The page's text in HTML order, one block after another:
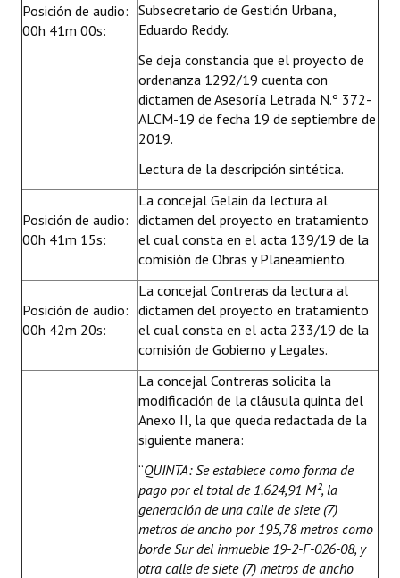
Posición de audio:
00h 41m 00s:
Subsecretario de Gestión Urbana,
Eduardo Reddy.
Se deja constancia que el proyecto de
ordenanza 1292/19 cuenta con
dictamen de Asesoría Letrada N.º 372-
ALCM-19 de fecha 19 de septiembre de
2019.
Lectura de la descripción sintética.
Posición de audio:
00h 41m 15s:
La concejal Gelain da lectura al
dictamen del proyecto en tratamiento
el cual consta en el acta 139/19 de la
comisión de Obras y Planeamiento.
Posición de audio:
00h 42m 20s:
La concejal Contreras da lectura al
dictamen del proyecto en tratamiento
el cual consta en el acta 233/19 de la
comisión de Gobierno y Legales.
La concejal Contreras solicita la
modificación de la cláusula quinta del
Anexo II, la que queda redactada de la
siguiente manera:
“QUINTA: Se establece como forma de
pago por el total de 1.624,91 M², la
generación de una calle de siete (7)
metros de ancho por 195,78 metros como
borde Sur del inmueble 19-2-F-026-08, y
otra calle de siete (7) metros de ancho